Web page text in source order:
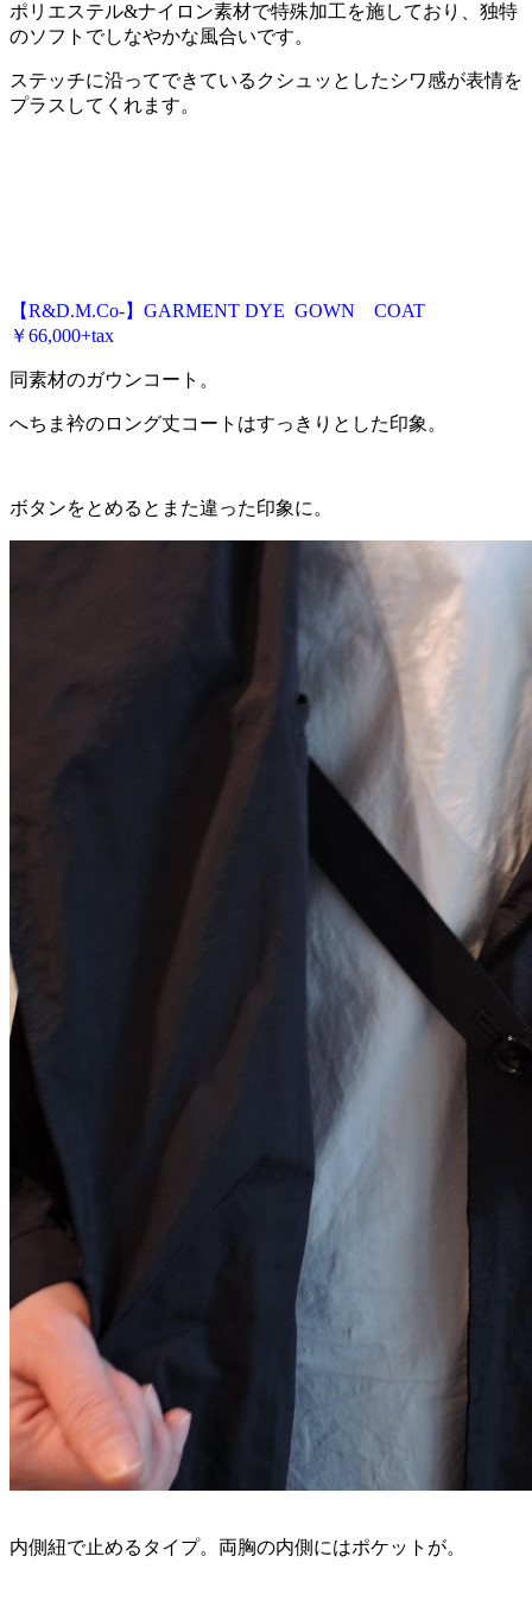
ポリエステル&ナイロン素材で特殊加工を施しており、独特
のソフトでしなやかな風合いです。
ステッチに沿ってできているクシュッとしたシワ感が表情を
プラスしてくれます。
【R&D.M.Co-】GARMENT DYE GOWN COAT
￥66,000+tax
同素材のガウンコート。
へちま衿のロング丈コートはすっきりとした印象。
ボタンをとめるとまた違った印象に。
内側紐で止めるタイプ。両胸の内側にはポケットが。